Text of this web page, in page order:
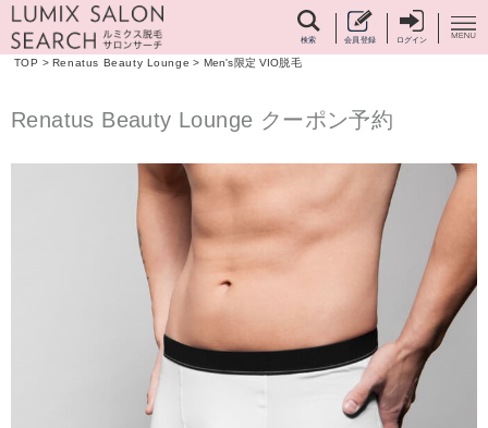
検索 会員登録 ログイン
TOP > Renatus Beauty Lounge > Men's限定 VIO脱毛
Renatus Beauty Lounge クーポン予約